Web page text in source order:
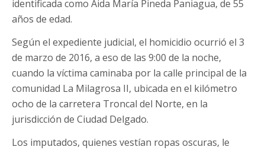
identificada como Aida María Pineda Paniagua, de 55
años de edad.
Según el expediente judicial, el homicidio ocurrió el 3
de marzo de 2016, a eso de las 9:00 de la noche,
cuando la víctima caminaba por la calle principal de la
comunidad La Milagrosa II, ubicada en el kilómetro
ocho de la carretera Troncal del Norte, en la
jurisdicción de Ciudad Delgado.
Los imputados, quienes vestían ropas oscuras, le